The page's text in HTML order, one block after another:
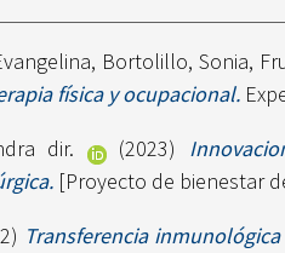
, Bortolillo, Sonia,
física y ocupacional.
dir.
(2023)
[Proyecto de bienestar
Transferencia